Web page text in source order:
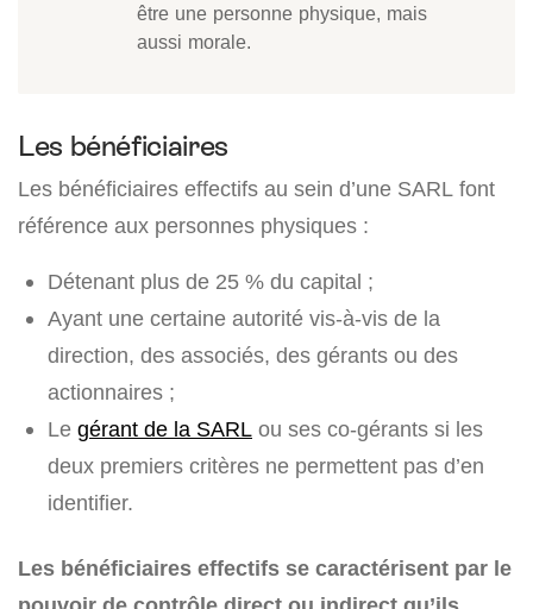
être une personne physique, mais
aussi morale.
Les bénéficiaires
Les bénéficiaires effectifs au sein d’une SARL font
référence aux personnes physiques :
Détenant plus de 25 % du capital ;
Ayant une certaine autorité vis-à-vis de la
direction, des associés, des gérants ou des
actionnaires ;
Le gérant de la SARL ou ses co-gérants si les
deux premiers critères ne permettent pas d’en
identifier.
Les bénéficiaires effectifs se caractérisent par le